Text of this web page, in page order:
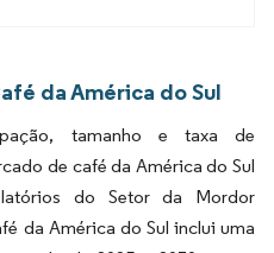
da América do Sul
tamanho e taxa de
de café da América do Sul
do Setor da Mordor
da América do Sul inclui uma